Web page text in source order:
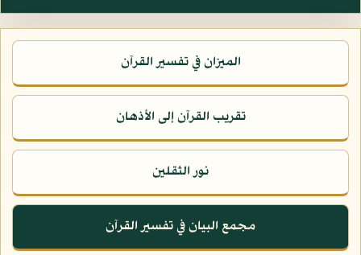
الميزان في تفسير القرآن
تقريب القرآن إلى الأذهان
نور الثقلين
مجمع البيان في تفسير القرآن